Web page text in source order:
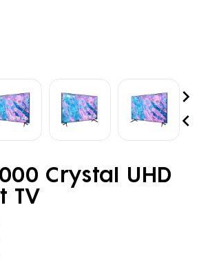


Crystal UHD
TV